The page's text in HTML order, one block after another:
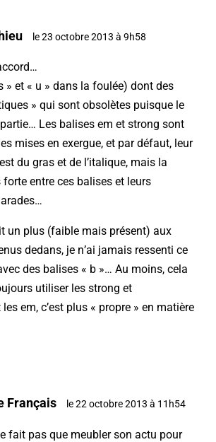
le 23 octobre 2013 à 9h58
» et « u » dans la foulée) dont des
» qui sont obsolètes puisque le
Les balises em et strong sont
mises en exergue, et par défaut, leur
du gras et de l’italique, mais la
forte entre ces balises et leurs
un plus (faible mais présent) aux
dedans, je n’ai jamais ressenti ce
des balises « b »… Au moins, cela
utiliser les strong et
em, c’est plus « propre » en matière
Français le 22 octobre 2013 à 11h54
fait pas que meubler son actu pour